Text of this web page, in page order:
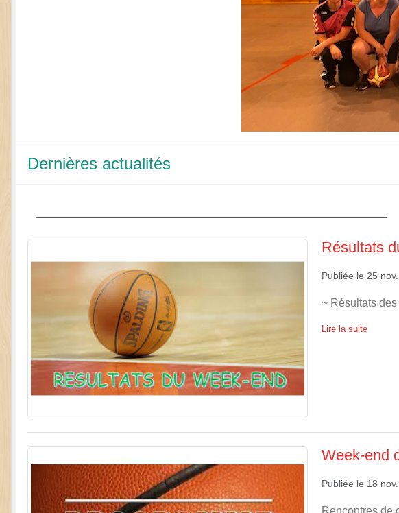
Dernières actualités
Résultats
Publiée le 25
~ Résultats
Lire la suite
Week-end
Publiée le 18